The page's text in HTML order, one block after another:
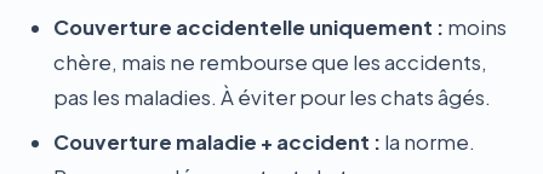
Couverture accidentelle uniquement : moins
chère, mais ne rembourse que les accidents,
pas les maladies. À éviter pour les chats âgés.
Couverture maladie + accident : la norme.